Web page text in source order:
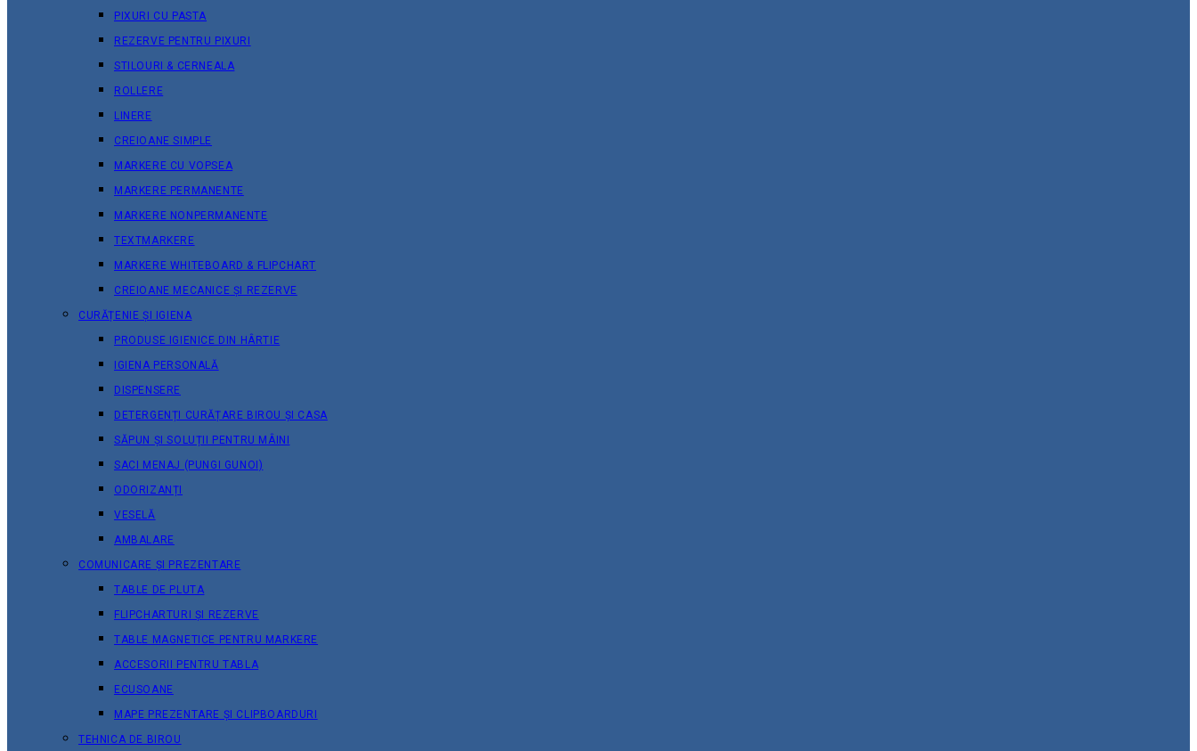
PIXURI CU PASTA
REZERVE PENTRU PIXURI
STILOURI & СERNEALA
ROLLERE
LINERE
CREIOANE SIMPLE
MARKERE CU VOPSEA
MARKERE PERMANENTE
MARKERE NONPERMANENTE
TEXTMARKERE
MARKERE WHITEBOARD & FLIPCHART
CREIOANE MECANICE ȘI REZERVE
CURĂȚENIE ȘI IGIENA
PRODUSE IGIENICE DIN HÂRTIE
IGIENA PERSONALĂ
DISPENSERE
DETERGENȚI CURĂȚARE BIROU ȘI CASA
SĂPUN ȘI SOLUȚII PENTRU MÂINI
SACI MENAJ (PUNGI GUNOI)
ODORIZANȚI
VESELĂ
AMBALARE
COMUNICARE ȘI PREZENTARE
TABLE DE PLUTA
FLIPCHARTURI ȘI REZERVE
TABLE MAGNETICE PENTRU MARKERE
ACCESORII PENTRU TABLA
ECUSOANE
MAPE PREZENTARE ȘI CLIPBOARDURI
TEHNICA DE BIROU